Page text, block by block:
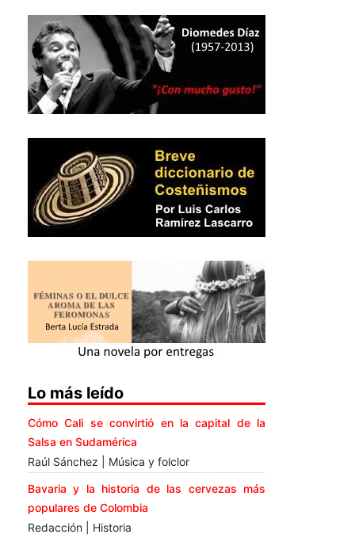
Lo más leído
Cómo Cali se convirtió en la capital de la
Salsa en Sudamérica
Raúl Sánchez | Música y folclor
Bavaria y la historia de las cervezas más
populares de Colombia
Redacción | Historia